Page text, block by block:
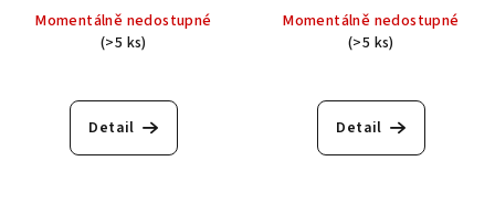
Momentálně nedostupné
(>5 ks)
Detail
Momentálně nedostupné
(>5 ks)
Detail